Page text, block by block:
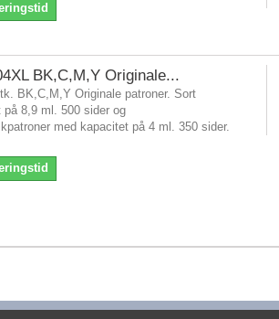
BK,C,M,Y Originale...
BK,C,M,Y Originale patroner. Sort
8,9 ml. 500 sider og
med kapacitet på 4 ml. 350 sider.